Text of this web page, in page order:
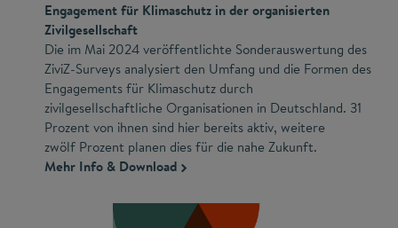
Engagement für Klimaschutz in der organisierten
Zivilgesellschaft
Die im Mai 2024 veröffentlichte Sonderauswertung des
ZiviZ-Surveysanalysiert den Umfang und die Formen des
Engagements für Klimaschutz durch
zivilgesellschaftliche Organisationen in Deutschland. 31
Prozent von ihnen sind hier bereits aktiv, weitere
zwölf Prozent planen dies für die nahe Zukunft.
Mehr Info & Download